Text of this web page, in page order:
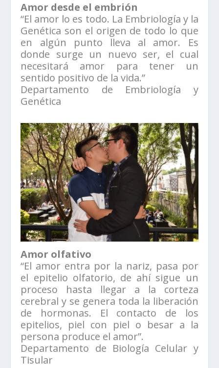
Amor desde el embrión
“El amor lo es todo. La Embriología y la
Genética son el origen de todo lo que
en algún punto lleva al amor. Es
donde surge un nuevo ser, el cual
necesitará amor para tener un
sentido positivo de la vida.”
Departamento de Embriología y
Genética
Amor olfativo
“El amor entra por la nariz, pasa por
el epitelio olfatorio, de ahí sigue un
proceso hasta llegar a la corteza
cerebral y se genera toda la liberación
de hormonas. El contacto de los
epitelios, piel con piel o besar a la
persona produce el amor”.
Departamento de Biología Celular y
Tisular